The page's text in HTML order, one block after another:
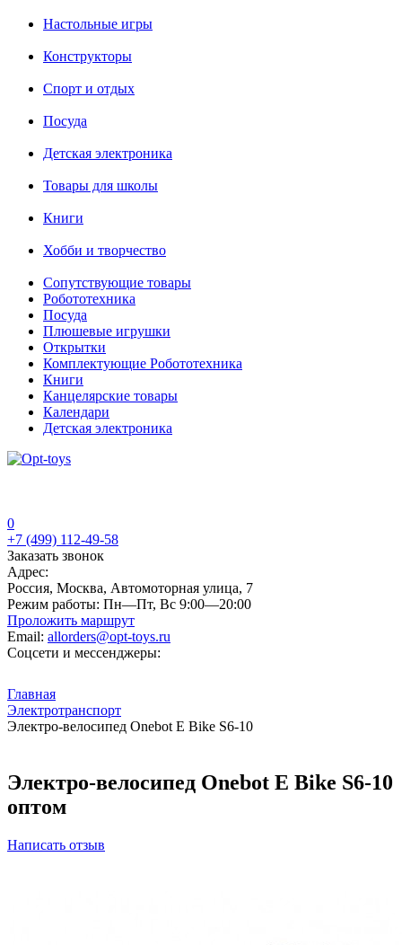
Настольные игры
Конструкторы
Спорт и отдых
Посуда
Детская электроника
Товары для школы
Книги
Хобби и творчество
Сопутствующие товары
Робототехника
Посуда
Плюшевые игрушки
Открытки
Комплектующие Робототехника
Книги
Канцелярские товары
Календари
Детская электроника
0
+7 (499) 112-49-58
Заказать звонок
Адрес:
Россия, Москва, Автомоторная улица, 7
Режим работы: Пн—Пт, Вс 9:00—20:00
Проложить маршрут
Email: allorders@opt-toys.ru
Соцсети и мессенджеры:
Главная
Электротранспорт
Электро-велосипед Onebot E Bike S6-10
Электро-велосипед Onebot E Bike S6-10
оптом
Написать отзыв